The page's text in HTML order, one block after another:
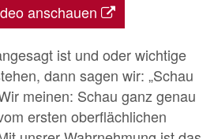
anschauen
ist und oder wichtige
dann sagen wir: „Schau
meinen: Schau ganz genau
ersten oberflächlichen